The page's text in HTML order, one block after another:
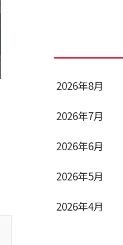
2026年8月
2026年7月
2026年6月
2026年5月
2026年4月